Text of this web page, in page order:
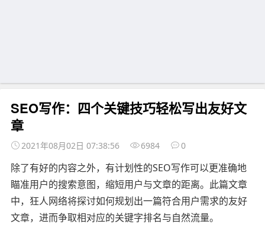
SEO写作：四个关键技巧轻松写出友好文
章
2021年08月02日 07:38:56 6984 0
除了有好的内容之外，有计划性的SEO写作可以更准确地
瞄准用户的搜索意图，缩短用户与文章的距离。此篇文章
中，狂人网络将探讨如何规划出一篇符合用户需求的友好
文章，进而争取相对应的关键字排名与自然流量。